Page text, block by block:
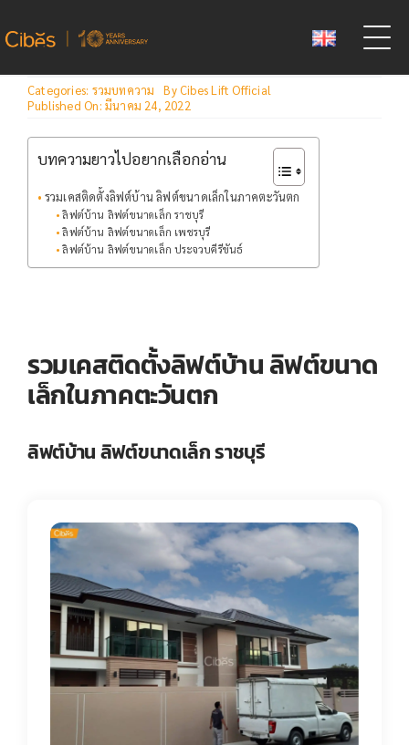
to
content
Categories: รวมบทความ ByCibes Lift Official
Published On: มีนาคม 24, 2022
บทความยาวไปอยากเลือกอ่าน
รวมเคสติดตั้งลิฟต์บ้าน ลิฟต์ขนาดเล็กในภาคตะวันตก
ลิฟต์บ้าน ลิฟต์ขนาดเล็ก ราชบุรี
ลิฟต์บ้าน ลิฟต์ขนาดเล็ก เพชรบุรี
ลิฟต์บ้าน ลิฟต์ขนาดเล็ก ประจวบคีรีขันธ์
รวมเคสติดตั้งลิฟต์บ้าน ลิฟต์ขนาด
เล็กในภาคตะวันตก
ลิฟต์บ้าน ลิฟต์ขนาดเล็ก ราชบุรี